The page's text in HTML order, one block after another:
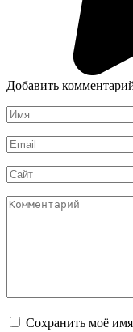
Добавить
Имя
*
Email
*
Сайт
Комментарий
Сохранить моё